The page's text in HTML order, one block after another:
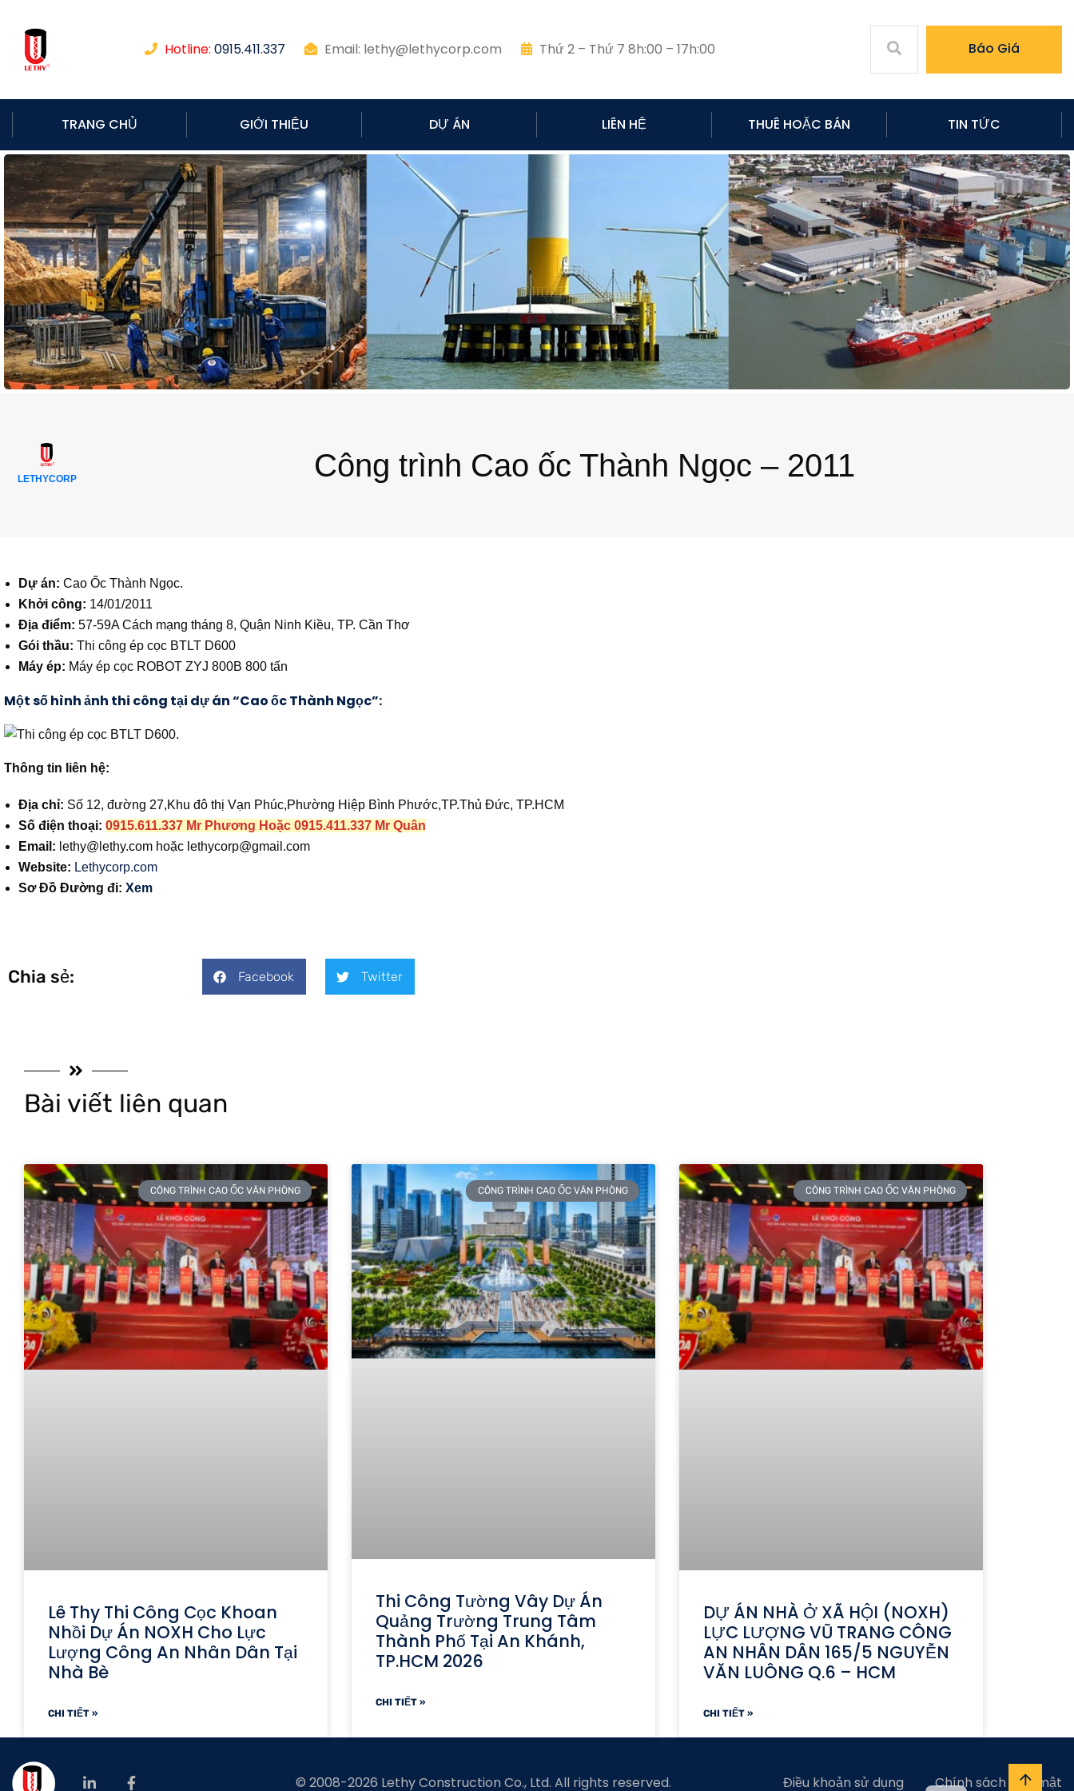
Hotline: 0915.411.337 Email: lethy@lethycorp.com Thứ 2 – Thứ 7 8h:00 – 17h:00 Báo Giá
TRANG CHỦ GIỚI THIỆU DỰ ÁN LIÊN HỆ THUÊ HOẶC BÁN TIN TỨC
LETHYCORP Công trình Cao ốc Thành Ngọc – 2011
Dự án: Cao Ốc Thành Ngọc.
Khởi công: 14/01/2011
Địa điểm: 57-59A Cách mạng tháng 8, Quận Ninh Kiều, TP. Cần Thơ
Gói thầu: Thi công ép cọc BTLT D600
Máy ép: Máy ép cọc ROBOT ZYJ 800B 800 tấn
Một số hình ảnh thi công tại dự án “Cao ốc Thành Ngọc”:
Thông tin liên hệ:
Địa chỉ: Số 12, đường 27,Khu đô thị Vạn Phúc,Phường Hiệp Bình Phước,TP.Thủ Đức, TP.HCM
Số điện thoại: 0915.611.337 Mr Phương Hoặc 0915.411.337 Mr Quân
Email: lethy@lethy.com hoặc lethycorp@gmail.com
Website: Lethycorp.com
Sơ Đồ Đường đi: Xem
Chia sẻ: Facebook Twitter
Bài viết liên quan
CÔNG TRÌNH CAO ỐC VĂN PHÒNG
Lê Thy Thi Công Cọc Khoan
Nhồi Dự Án NOXH Cho Lực
Lượng Công An Nhân Dân Tại
Nhà Bè
CHI TIẾT »
CÔNG TRÌNH CAO ỐC VĂN PHÒNG
Thi Công Tường Vây Dự Án
Quảng Trường Trung Tâm
Thành Phố Tại An Khánh,
TP.HCM 2026
CHI TIẾT »
CÔNG TRÌNH CAO ỐC VĂN PHÒNG
DỰ ÁN NHÀ Ở XÃ HỘI (NOXH)
LỰC LƯỢNG VŨ TRANG CÔNG
AN NHÂN DÂN 165/5 NGUYỄN
VĂN LUÔNG Q.6 – HCM
CHI TIẾT »
© 2008-2026 Lethy Construction Co., Ltd. All rights reserved. Điều khoản sử dụng Chính sách bảo mật